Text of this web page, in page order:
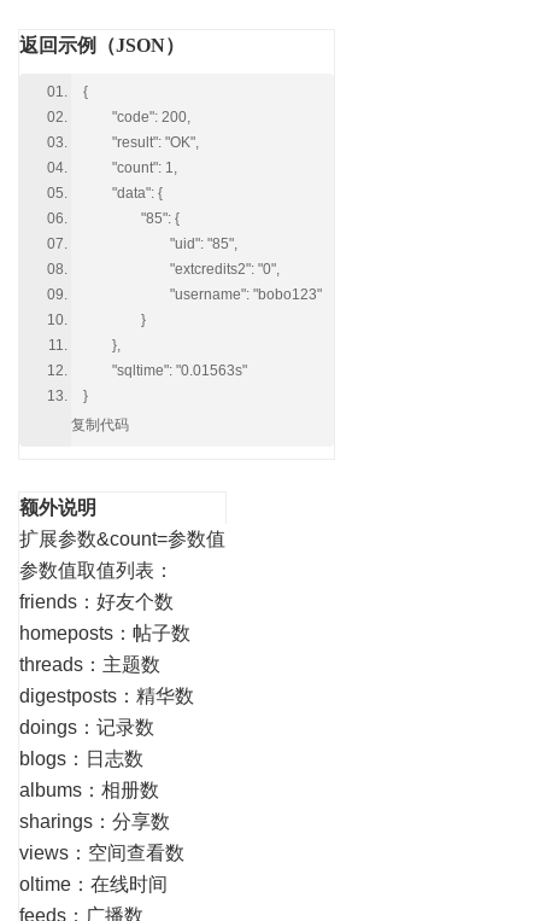
返回示例（JSON）
{
"code": 200,
"result": "OK",
"count": 1,
"data": {
"85": {
"uid": "85",
"extcredits2": "0",
"username": "bobo123"
}
},
"sqltime": "0.01563s"
}
复制代码
额外说明
扩展参数&count=参数值
参数值取值列表：
friends：好友个数
homeposts：帖子数
threads：主题数
digestposts：精华数
doings：记录数
blogs：日志数
albums：相册数
sharings：分享数
views：空间查看数
oltime：在线时间
feeds：广播数